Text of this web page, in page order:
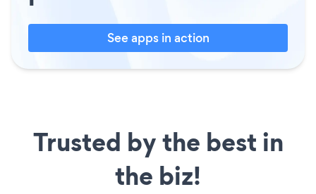
See apps in action
Trusted by the best in
the biz!